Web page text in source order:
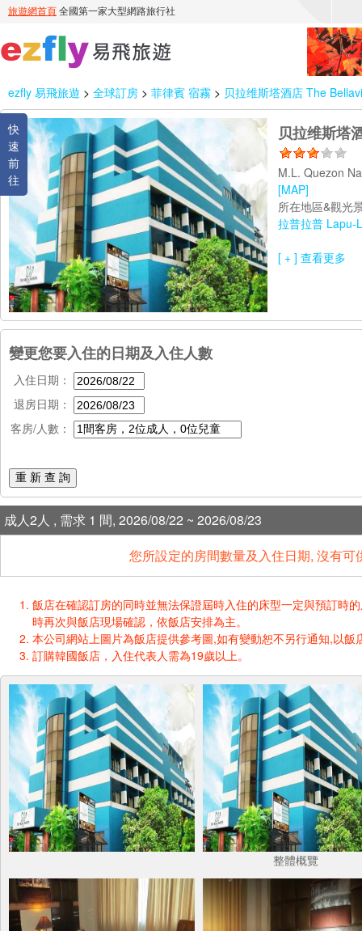
ezfly 易飛旅遊 > 全球訂房 > 菲律賓 宿霧 > 贝拉维斯塔酒店 The
快
速
前
往
贝拉维斯塔
M.L. Quezon
[MAP]
所在地區&觀光
拉普拉普 Lapu-
[ + ] 查看更多
變更您要入住的日期及入住人數
入住日期：
退房日期：
客房/人數：
重 新 查 詢
成人2人 , 需求 1 間, 2026/08/22 ~ 2026/08/23
您所設定的房間數量及入住日期, 沒有
飯店在確認訂房的同時並無法保證屆時入住的床型一定與預訂時
時再次與飯店現場確認，依飯店安排為主。
本公司網站上圖片為飯店提供參考圖,如有變動恕不另行通知,以飯
訂購韓國飯店，入住代表人需為19歲以上。
整體概覽